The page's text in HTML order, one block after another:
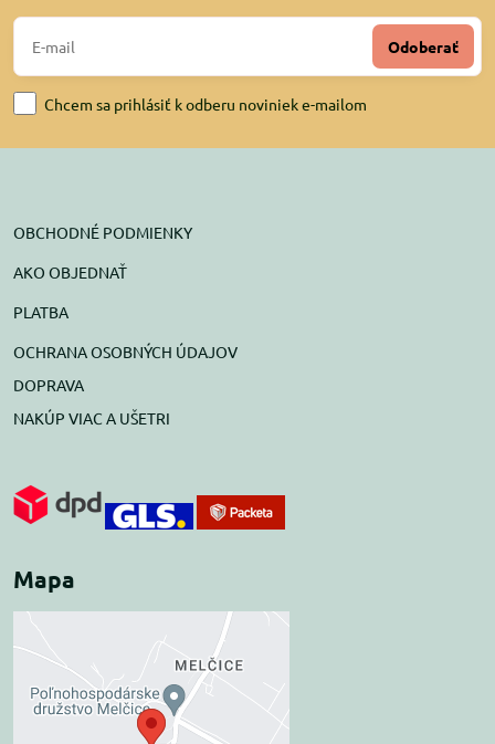
Odoberať
Chcem sa prihlásiť k odberu noviniek e-mailom
OBCHODNÉ PODMIENKY
AKO OBJEDNAŤ
PLATBA
OCHRANA OSOBNÝCH ÚDAJOV
DOPRAVA
NAKÚP VIAC A UŠETRI
Mapa
Externý obsah je
blokovaný Voľbami
súkromia